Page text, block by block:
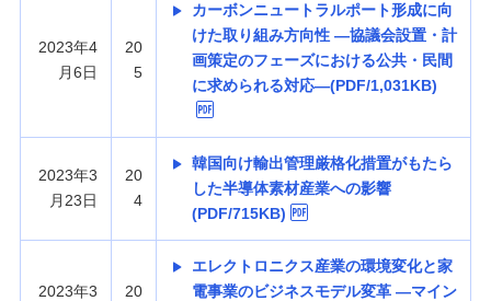
2023年4
月6日
20
5
カーボンニュートラルポート形成に向
けた取り組み方向性 —協議会設置・計
画策定のフェーズにおける公共・民間
に求められる対応—(PDF/1,031KB)
2023年3
月23日
20
4
韓国向け輸出管理厳格化措置がもたら
した半導体素材産業への影響
(PDF/715KB)
2023年3
20
エレクトロニクス産業の環境変化と家
電事業のビジネスモデル変⾰ —マイン